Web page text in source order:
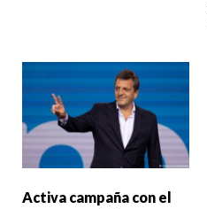
Activa campaña con el